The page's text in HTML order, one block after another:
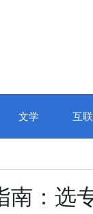
文学 互
南：选